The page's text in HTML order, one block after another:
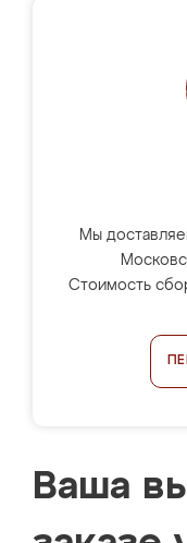
Мы
Стоимость
Ваша